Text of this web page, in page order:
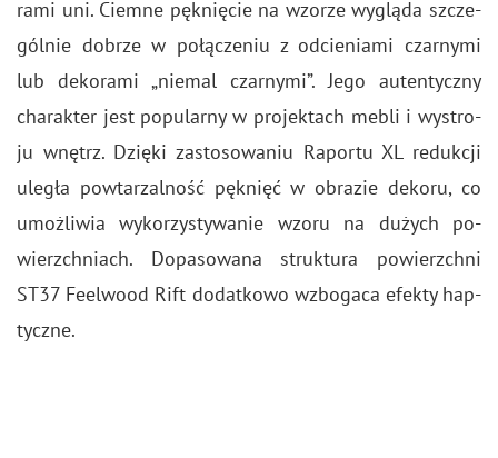
ra­mi uni. Ciem­ne pęk­nię­cie na wzo­rze wy­glą­da szcze­
gól­nie do­brze w po­łą­cze­niu z od­cie­nia­mi czar­ny­mi
lub de­ko­ra­mi „nie­mal czar­ny­mi”. Jego au­ten­tycz­ny
cha­rak­ter jest po­pu­lar­ny w pro­jek­tach mebli i wy­stro­
ju wnętrz. Dzię­ki za­sto­so­wa­niu Ra­por­tu XL re­duk­cji
ule­gła po­wta­rzal­ność pęk­nięć w ob­ra­zie de­ko­ru, co
umoż­li­wia wy­ko­rzy­sty­wa­nie wzoru na du­żych po­
wierzch­niach. Do­pa­so­wa­na struk­tu­ra po­wierzch­ni
ST37 Fe­el­wo­od Rift do­dat­ko­wo wzbo­ga­ca efek­ty hap­
tycz­ne.